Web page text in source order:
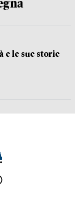
e le sue storie